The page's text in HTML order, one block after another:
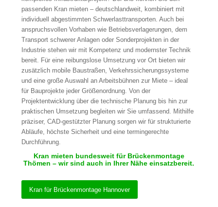
passenden Kran mieten – deutschlandweit, kombiniert mit
individuell abgestimmten Schwerlasttransporten. Auch bei
anspruchsvollen Vorhaben wie Betriebsverlagerungen, dem
Transport schwerer Anlagen oder Sonderprojekten in der
Industrie stehen wir mit Kompetenz und modernster Technik
bereit. Für eine reibungslose Umsetzung vor Ort bieten wir
zusätzlich mobile Baustraßen, Verkehrssicherungssysteme
und eine große Auswahl an Arbeitsbühnen zur Miete – ideal
für Bauprojekte jeder Größenordnung. Von der
Projektentwicklung über die technische Planung bis hin zur
praktischen Umsetzung begleiten wir Sie umfassend. Mithilfe
präziser, CAD-gestützter Planung sorgen wir für strukturierte
Abläufe, höchste Sicherheit und eine termingerechte
Durchführung.
Kran mieten bundesweit für Brückenmontage
Thömen – wir sind auch in Ihrer Nähe einsatzbereit.
Kran für Brückenmontage Hannover